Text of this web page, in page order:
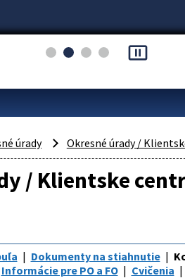
pause_presentation
úrady Okresné úrady /
/ Klientske
Dokumenty na stiahnutie
Informácie pre PO a FO Cvičenia